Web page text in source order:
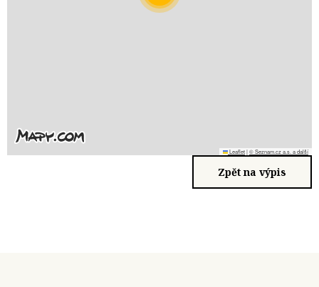
Leaflet|© Seznam.cz a.s. a další
Zpět na výpis